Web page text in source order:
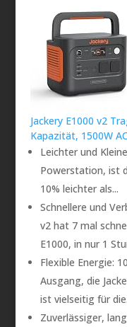
Jackery E1000 v2
Kapazität, 1500W
Leichter und
Powerstation, ist
10% leichter als...
Schnellere und
v2 hat 7 mal
E1000, in nur 1
Flexible Energie:
Ausgang, die
ist vielseitig für
Zuverlässiger,